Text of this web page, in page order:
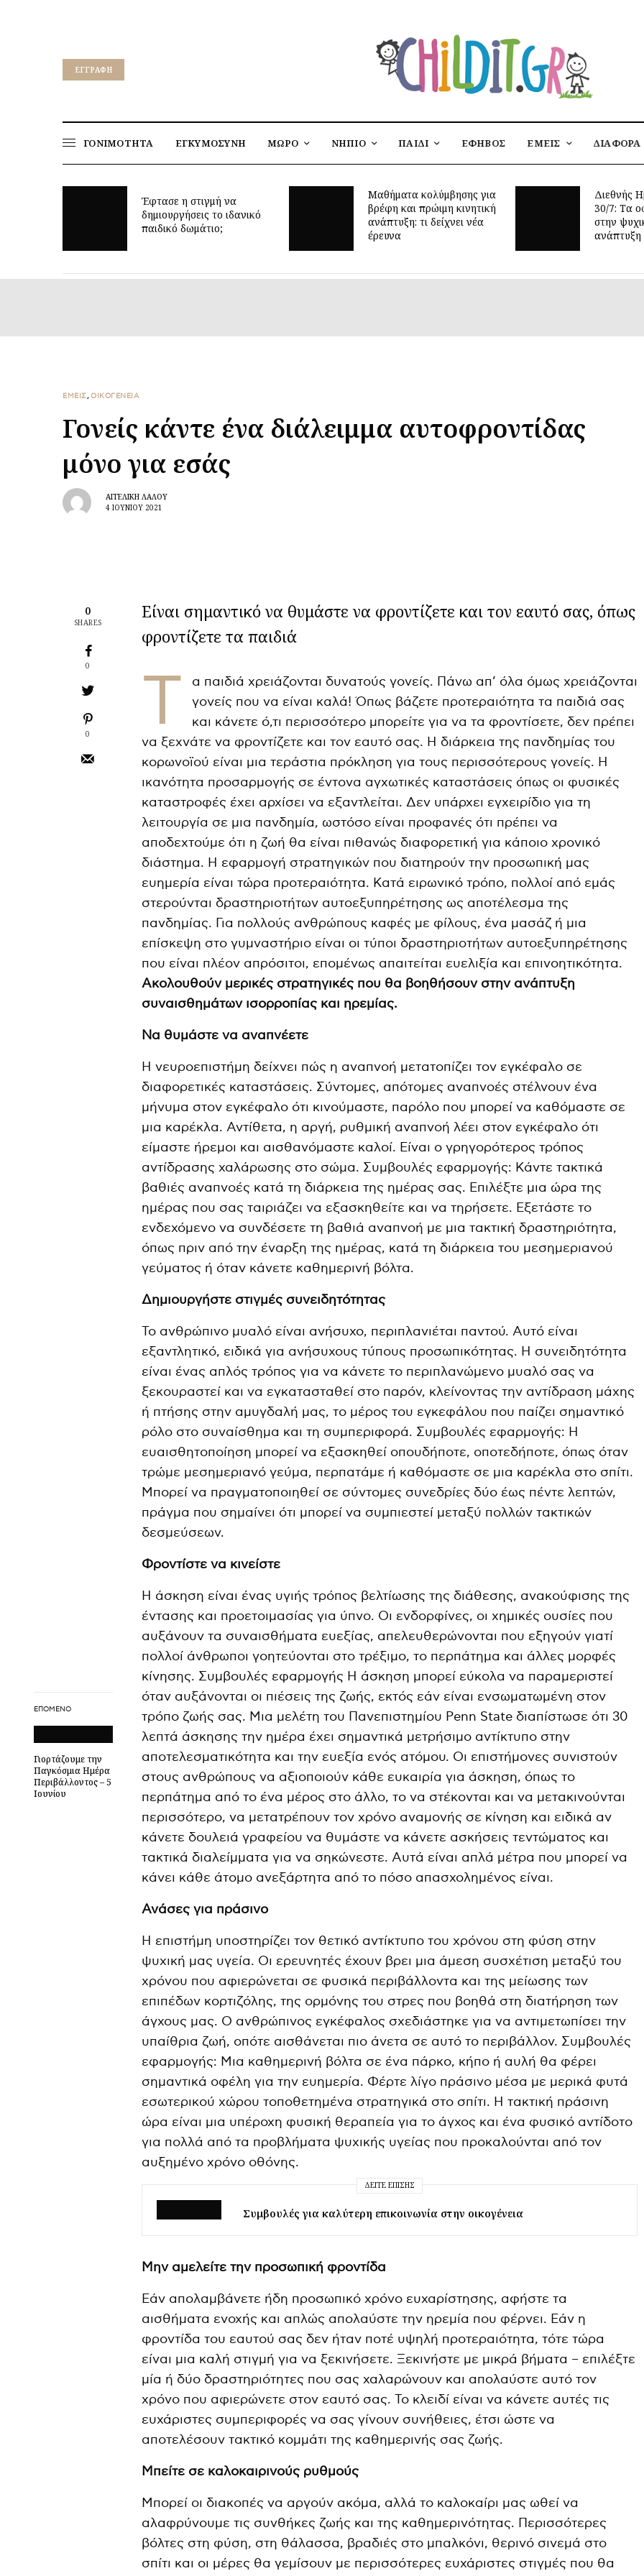
EΓΓΡΑΦΉ
ΓΟΝΙΜΟΤΗΤΑ ΕΓΚΥΜΟΣΥΝΗ ΜΩΡΟ ΝΗΠΙΟ ΠΑΙΔΙ ΕΦΗΒΟΣ ΕΜΕΙΣ ΔΙΑΦΟΡΑ
Έφτασε η στιγμή να
δημιουργήσεις το ιδανικό
παιδικό δωμάτιο;
Μαθήματα κολύμβησης για
βρέφη και πρώιμη κινητική
ανάπτυξη: τι δείχνει νέα
έρευνα
Διεθνής
30/7: Tα
στην
ανάπτυξη
ΕΜΕΙΣ,ΟΙΚΟΓΕΝΕΙΑ
Γονείς κάντε ένα διάλειμμα αυτοφροντίδας
μόνο για εσάς
ΑΓΓΕΛΙΚΉ ΛΆΛΟΥ
4 ΙΟΥΝΊΟΥ 2021
0
SHARES
0
0
ΕΠΌΜΕΝΟ
Γιορτάζουμε την
Παγκόσμια Ημέρα
Περιβάλλοντος – 5
Ιουνίου
Είναι σημαντικό να θυμάστε να φροντίζετε και τον εαυτό σας, όπως
φροντίζετε τα παιδιά
Τ
α παιδιά χρειάζονται δυνατούς γονείς. Πάνω απ’ όλα όμως χρειάζονται
γονείς που να είναι καλά! Όπως βάζετε προτεραιότητα τα παιδιά σας
και κάνετε ό,τι περισσότερο μπορείτε για να τα φροντίσετε, δεν πρέπει
να ξεχνάτε να φροντίζετε και τον εαυτό σας. Η διάρκεια της πανδημίας του
κορωνοϊού είναι μια τεράστια πρόκληση για τους περισσότερους γονείς. Η
ικανότητα προσαρμογής σε έντονα αγχωτικές καταστάσεις όπως οι φυσικές
καταστροφές έχει αρχίσει να εξαντλείται. Δεν υπάρχει εγχειρίδιο για τη
λειτουργία σε μια πανδημία, ωστόσο είναι προφανές ότι πρέπει να
αποδεχτούμε ότι η ζωή θα είναι πιθανώς διαφορετική για κάποιο χρονικό
διάστημα. Η εφαρμογή στρατηγικών που διατηρούν την προσωπική μας
ευημερία είναι τώρα προτεραιότητα. Κατά ειρωνικό τρόπο, πολλοί από εμάς
στερούνται δραστηριοτήτων αυτοεξυπηρέτησης ως αποτέλεσμα της
πανδημίας. Για πολλούς ανθρώπους καφές με φίλους, ένα μασάζ ή μια
επίσκεψη στο γυμναστήριο είναι οι τύποι δραστηριοτήτων αυτοεξυπηρέτησης
που είναι πλέον απρόσιτοι, επομένως απαιτείται ευελιξία και επινοητικότητα.
Ακολουθούν μερικές στρατηγικές που θα βοηθήσουν στην ανάπτυξη
συναισθημάτων ισορροπίας και ηρεμίας.
Να θυμάστε να αναπνέετε
Η νευροεπιστήμη δείχνει πώς η αναπνοή μετατοπίζει τον εγκέφαλο σε
διαφορετικές καταστάσεις. Σύντομες, απότομες αναπνοές στέλνουν ένα
μήνυμα στον εγκέφαλο ότι κινούμαστε, παρόλο που μπορεί να καθόμαστε σε
μια καρέκλα. Αντίθετα, η αργή, ρυθμική αναπνοή λέει στον εγκέφαλο ότι
είμαστε ήρεμοι και αισθανόμαστε καλοί. Είναι ο γρηγορότερος τρόπος
αντίδρασης χαλάρωσης στο σώμα. Συμβουλές εφαρμογής: Κάντε τακτικά
βαθιές αναπνοές κατά τη διάρκεια της ημέρας σας. Επιλέξτε μια ώρα της
ημέρας που σας ταιριάζει να εξασκηθείτε και να τηρήσετε. Εξετάστε το
ενδεχόμενο να συνδέσετε τη βαθιά αναπνοή με μια τακτική δραστηριότητα,
όπως πριν από την έναρξη της ημέρας, κατά τη διάρκεια του μεσημεριανού
γεύματος ή όταν κάνετε καθημερινή βόλτα.
Δημιουργήστε στιγμές συνειδητότητας
Το ανθρώπινο μυαλό είναι ανήσυχο, περιπλανιέται παντού. Αυτό είναι
εξαντλητικό, ειδικά για ανήσυχους τύπους προσωπικότητας. Η συνειδητότητα
είναι ένας απλός τρόπος για να κάνετε το περιπλανώμενο μυαλό σας να
ξεκουραστεί και να εγκατασταθεί στο παρόν, κλείνοντας την αντίδραση μάχης
ή πτήσης στην αμυγδαλή μας, το μέρος του εγκεφάλου που παίζει σημαντικό
ρόλο στο συναίσθημα και τη συμπεριφορά. Συμβουλές εφαρμογής: Η
ευαισθητοποίηση μπορεί να εξασκηθεί οπουδήποτε, οποτεδήποτε, όπως όταν
τρώμε μεσημεριανό γεύμα, περπατάμε ή καθόμαστε σε μια καρέκλα στο σπίτι.
Μπορεί να πραγματοποιηθεί σε σύντομες συνεδρίες δύο έως πέντε λεπτών,
πράγμα που σημαίνει ότι μπορεί να συμπιεστεί μεταξύ πολλών τακτικών
δεσμεύσεων.
Φροντίστε να κινείστε
Η άσκηση είναι ένας υγιής τρόπος βελτίωσης της διάθεσης, ανακούφισης της
έντασης και προετοιμασίας για ύπνο. Οι ενδορφίνες, οι χημικές ουσίες που
αυξάνουν τα συναισθήματα ευεξίας, απελευθερώνονται που εξηγούν γιατί
πολλοί άνθρωποι γοητεύονται στο τρέξιμο, το περπάτημα και άλλες μορφές
κίνησης. Συμβουλές εφαρμογής Η άσκηση μπορεί εύκολα να παραμεριστεί
όταν αυξάνονται οι πιέσεις της ζωής, εκτός εάν είναι ενσωματωμένη στον
τρόπο ζωής σας. Μια μελέτη του Πανεπιστημίου Penn State διαπίστωσε ότι 30
λεπτά άσκησης την ημέρα έχει σημαντικά μετρήσιμο αντίκτυπο στην
αποτελεσματικότητα και την ευεξία ενός ατόμου. Οι επιστήμονες συνιστούν
στους ανθρώπους να αξιοποιούν κάθε ευκαιρία για άσκηση, όπως το
περπάτημα από το ένα μέρος στο άλλο, το να στέκονται και να μετακινούνται
περισσότερο, να μετατρέπουν τον χρόνο αναμονής σε κίνηση και ειδικά αν
κάνετε δουλειά γραφείου να θυμάστε να κάνετε ασκήσεις τεντώματος και
τακτικά διαλείμματα για να σηκώνεστε. Αυτά είναι απλά μέτρα που μπορεί να
κάνει κάθε άτομο ανεξάρτητα από το πόσο απασχολημένος είναι.
Ανάσες για πράσινο
Η επιστήμη υποστηρίζει τον θετικό αντίκτυπο του χρόνου στη φύση στην
ψυχική μας υγεία. Οι ερευνητές έχουν βρει μια άμεση συσχέτιση μεταξύ του
χρόνου που αφιερώνεται σε φυσικά περιβάλλοντα και της μείωσης των
επιπέδων κορτιζόλης, της ορμόνης του στρες που βοηθά στη διατήρηση των
άγχους μας. Ο ανθρώπινος εγκέφαλος σχεδιάστηκε για να αντιμετωπίσει την
υπαίθρια ζωή, οπότε αισθάνεται πιο άνετα σε αυτό το περιβάλλον. Συμβουλές
εφαρμογής: Μια καθημερινή βόλτα σε ένα πάρκο, κήπο ή αυλή θα φέρει
σημαντικά οφέλη για την ευημερία. Φέρτε λίγο πράσινο μέσα με μερικά φυτά
εσωτερικού χώρου τοποθετημένα στρατηγικά στο σπίτι. Η τακτική πράσινη
ώρα είναι μια υπέροχη φυσική θεραπεία για το άγχος και ένα φυσικό αντίδοτο
για πολλά από τα προβλήματα ψυχικής υγείας που προκαλούνται από τον
αυξημένο χρόνο οθόνης.
ΔΕΊΤΕ ΕΠΊΣΗΣ
Συμβουλές για καλύτερη επικοινωνία στην οικογένεια
Μην αμελείτε την προσωπική φροντίδα
Εάν απολαμβάνετε ήδη προσωπικό χρόνο ευχαρίστησης, αφήστε τα
αισθήματα ενοχής και απλώς απολαύστε την ηρεμία που φέρνει. Εάν η
φροντίδα του εαυτού σας δεν ήταν ποτέ υψηλή προτεραιότητα, τότε τώρα
είναι μια καλή στιγμή για να ξεκινήσετε. Ξεκινήστε με μικρά βήματα – επιλέξτε
μία ή δύο δραστηριότητες που σας χαλαρώνουν και απολαύστε αυτό τον
χρόνο που αφιερώνετε στον εαυτό σας. Το κλειδί είναι να κάνετε αυτές τις
ευχάριστες συμπεριφορές να σας γίνουν συνήθειες, έτσι ώστε να
αποτελέσουν τακτικό κομμάτι της καθημερινής σας ζωής.
Μπείτε σε καλοκαιρινούς ρυθμούς
Μπορεί οι διακοπές να αργούν ακόμα, αλλά το καλοκαίρι μας ωθεί να
αλαφρύνουμε τις συνθήκες ζωής και της καθημερινότητας. Περισσότερες
βόλτες στη φύση, στη θάλασσα, βραδιές στο μπαλκόνι, θερινό σινεμά στο
σπίτι και οι μέρες θα γεμίσουν με περισσότερες ευχάριστες στιγμές που θα